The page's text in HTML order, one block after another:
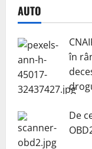
AUTO
în
De